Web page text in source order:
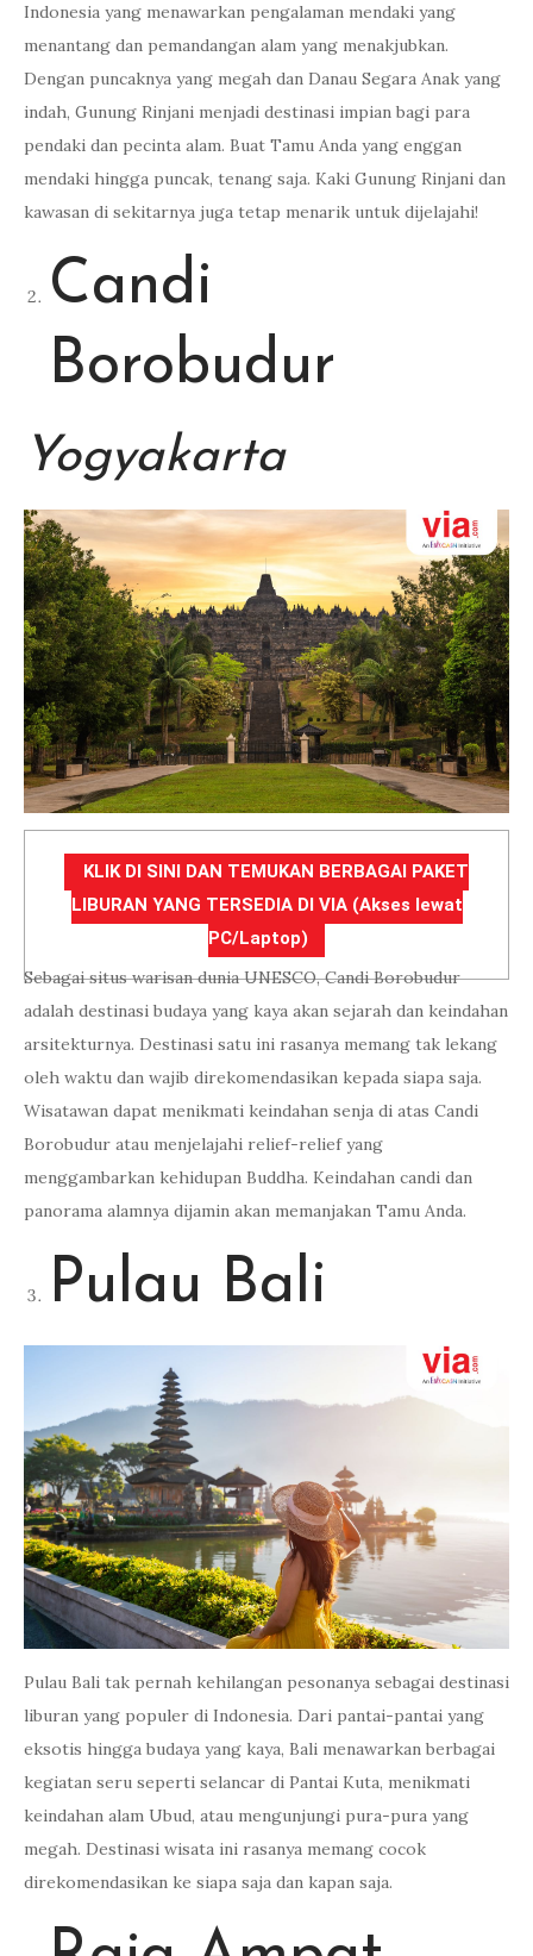
Indonesia yang menawarkan pengalaman mendaki yang
menantang dan pemandangan alam yang menakjubkan.
Dengan puncaknya yang megah dan Danau Segara Anak yang
indah, Gunung Rinjani menjadi destinasi impian bagi para
pendaki dan pecinta alam. Buat Tamu Anda yang enggan
mendaki hingga puncak, tenang saja. Kaki Gunung Rinjani dan
kawasan di sekitarnya juga tetap menarik untuk dijelajahi!
Candi
Borobudur
Yogyakarta
KLIK DI SINI DAN TEMUKAN BERBAGAI PAKET
LIBURAN YANG TERSEDIA DI VIA (Akses lewat
PC/Laptop)
Sebagai situs warisan dunia UNESCO, Candi Borobudur
adalah destinasi budaya yang kaya akan sejarah dan keindahan
arsitekturnya. Destinasi satu ini rasanya memang tak lekang
oleh waktu dan wajib direkomendasikan kepada siapa saja.
Wisatawan dapat menikmati keindahan senja di atas Candi
Borobudur atau menjelajahi relief-relief yang
menggambarkan kehidupan Buddha. Keindahan candi dan
panorama alamnya dijamin akan memanjakan Tamu Anda.
Pulau Bali
Pulau Bali tak pernah kehilangan pesonanya sebagai destinasi
liburan yang populer di Indonesia. Dari pantai-pantai yang
eksotis hingga budaya yang kaya, Bali menawarkan berbagai
kegiatan seru seperti selancar di Pantai Kuta, menikmati
keindahan alam Ubud, atau mengunjungi pura-pura yang
megah. Destinasi wisata ini rasanya memang cocok
direkomendasikan ke siapa saja dan kapan saja.